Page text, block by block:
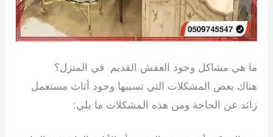
ما هي مشاكل وجود العفش القديم في المنزل؟
هناك بعض المشكلات التي تسببها وجود أثاث مستعمل
زائد عن الحاجة ومن هذه المشكلات ما يلي: